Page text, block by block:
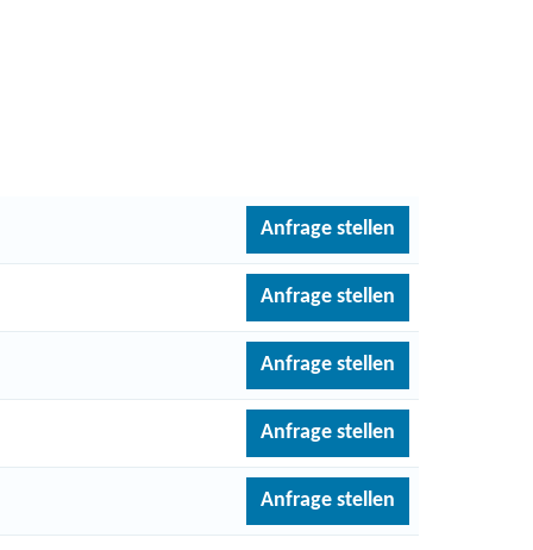
Anfrage stellen
Anfrage stellen
Anfrage stellen
Anfrage stellen
Anfrage stellen